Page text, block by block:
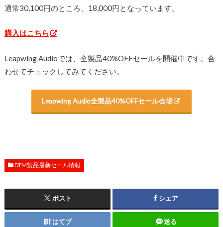
通常30,100円のところ、18,000円となっています。
購入はこちら
Leapwing Audioでは、全製品40%OFFセールを開催中です。合
わせてチェックしてみてください。
Leapwing Audio全製品40%OFFセール会場
DTM製品最新セール情報
ポスト シェア
はてブ 送る